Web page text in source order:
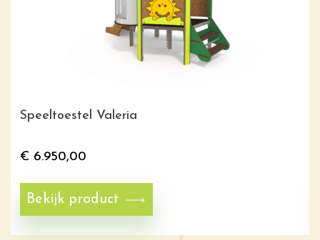
Speeltoestel Valeria
€ 6.950,00
Bekijk product